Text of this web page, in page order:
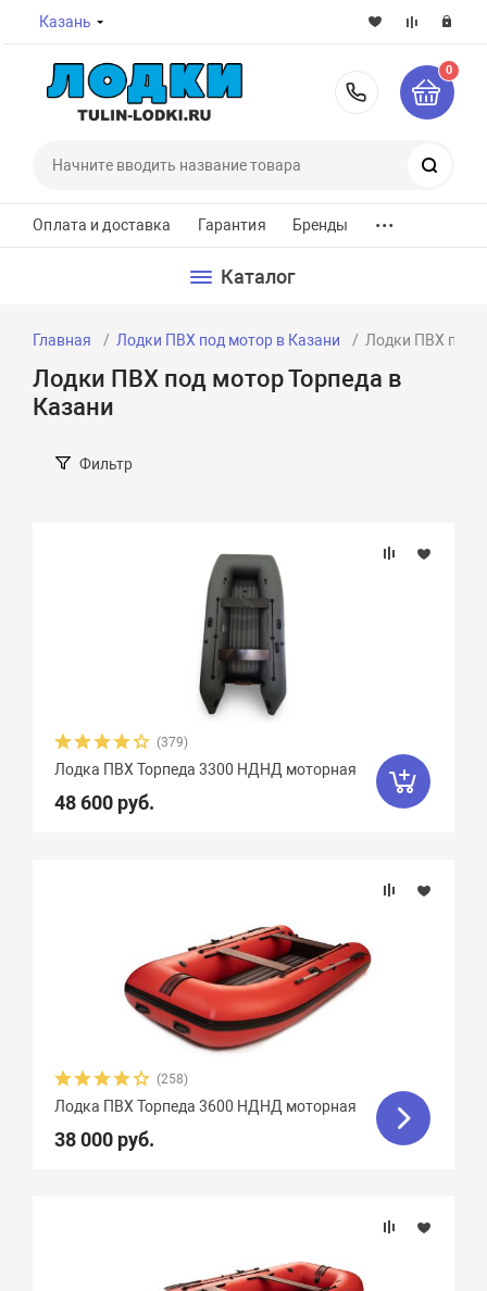
Казань
8-800-
0
Оплата и доставка Гарантия Бренды ...
Каталог
Главная Лодки ПВХ под мотор в Казани Лодки ПВХ под
Лодки ПВХ под мотор Торпеда в
Казани
Фильтр
Ширина, см
Грузоподъемность
Тип киля
(379)
Лодка ПВХ Торпеда 3300 НДНД моторная
48 600 руб.
(258)
Лодка ПВХ Торпеда 3600 НДНД моторная
38 000 руб.